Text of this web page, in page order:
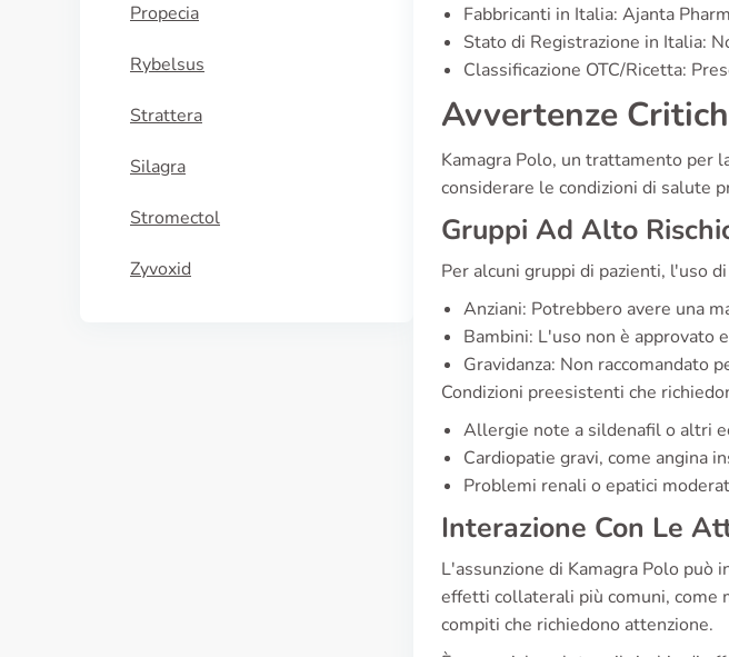
Propecia
Rybelsus
Strattera
Silagra
Stromectol
Zyvoxid
Fabbricanti in Italia: Ajanta
Stato di Registrazione in Italia:
Classificazione OTC/Ricetta:
Avvertenze
Kamagra Polo, un trattamento per
considerare le condizioni di salute
Gruppi Ad Alto
Per alcuni gruppi di pazienti, l'uso
Anziani: Potrebbero avere una
Bambini: L'uso non è approvato
Gravidanza: Non raccomandato
Condizioni preesistenti che
Allergie note a sildenafil o altri
Cardiopatie gravi, come angina
Problemi renali o epatici
Interazione Con Le
L'assunzione di Kamagra Polo
effetti collaterali più comuni, come
compiti che richiedono attenzione.